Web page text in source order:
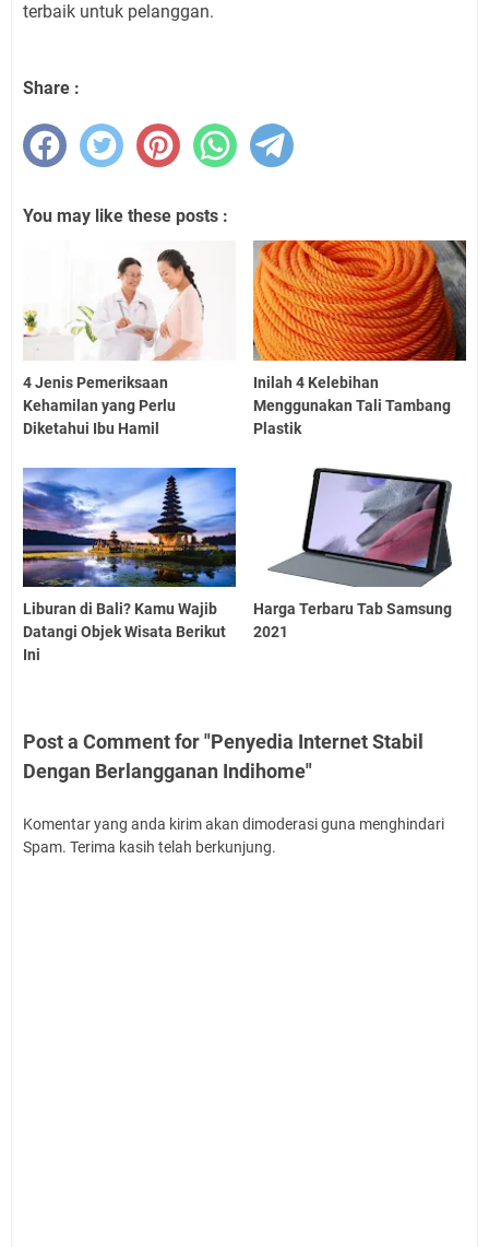
terbaik untuk pelanggan.
Share :
You may like these posts :
4 Jenis Pemeriksaan
Kehamilan yang Perlu
Diketahui Ibu Hamil
Inilah 4 Kelebihan
Menggunakan Tali Tambang
Plastik
Liburan di Bali? Kamu Wajib
Datangi Objek Wisata Berikut
Ini
Harga Terbaru Tab Samsung
2021
Post a Comment for "Penyedia Internet Stabil
Dengan Berlangganan Indihome"
Komentar yang anda kirim akan dimoderasi guna menghindari
Spam. Terima kasih telah berkunjung.